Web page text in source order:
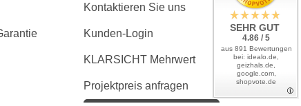
Kontaktieren Sie uns
Kunden-Login
KLARSICHT Mehrwert
Projektpreis anfragen
SEHR GUT
4.86 / 5
aus 891 Bewertungen
bei: idealo.de,
geizhals.de,
google.com,
shopvote.de